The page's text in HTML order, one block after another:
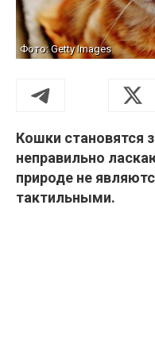
Фото: Getty Images
Кошки становятся
неправильно
природе не
тактильными.